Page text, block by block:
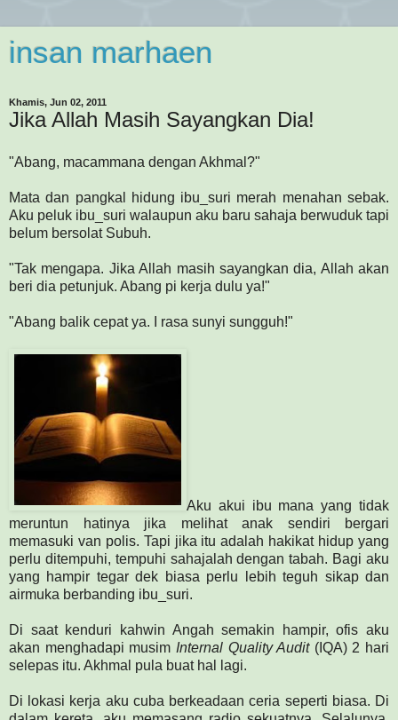
insan marhaen
Khamis, Jun 02, 2011
Jika Allah Masih Sayangkan Dia!
"Abang, macammana dengan Akhmal?"
Mata dan pangkal hidung ibu_suri merah menahan sebak.
Aku peluk ibu_suri walaupun aku baru sahaja berwuduk tapi
belum bersolat Subuh.
"Tak mengapa. Jika Allah masih sayangkan dia, Allah akan
beri dia petunjuk. Abang pi kerja dulu ya!"
"Abang balik cepat ya. I rasa sunyi sungguh!"
Aku akui ibu mana yang tidak
meruntun hatinya jika melihat anak sendiri bergari
memasuki van polis. Tapi jika itu adalah hakikat hidup yang
perlu ditempuhi, tempuhi sahajalah dengan tabah. Bagi aku
yang hampir tegar dek biasa perlu lebih teguh sikap dan
airmuka berbanding ibu_suri.
Di saat kenduri kahwin Angah semakin hampir, ofis aku
akan menghadapi musim Internal Quality Audit(IQA) 2 hari
selepas itu. Akhmal pula buat hal lagi.
Di lokasi kerja aku cuba berkeadaan ceria seperti biasa. Di